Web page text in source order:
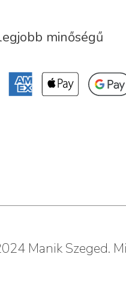
minőségű
Manik Szeged.